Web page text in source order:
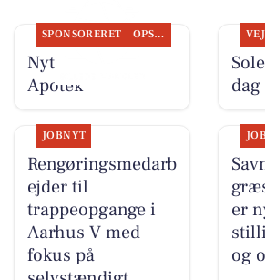
SPONSORERET OPSLAGSTAVLEN
Nyt fra Lystrup
Apotek
dag
JOBNYT
Rengøringsmedarb
ejder til
trappeopgange i
Aarhus V med
fokus på
er
og